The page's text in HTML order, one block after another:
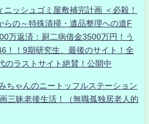
ッシュゴミ屋敷補完計画 ＜必殺！
らの～特殊清掃・遺品整理への道F
万返済：厨二病借金3500万円！う
！！9期研究生、最後のサイト！全
のラストサイト絶賛！公開中
ちゃんのニートッフルステーション
三昧老後生活！（無職孤独居老人的